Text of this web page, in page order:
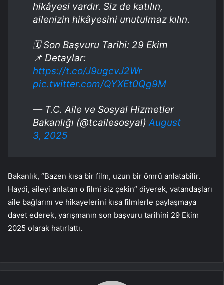
hikâyesi vardır. Siz de katılın,
ailenizin hikâyesini unutulmaz kılın.
🗓️ Son Başvuru Tarihi: 29 Ekim
📌 Detaylar:
https://t.co/J9ugcvJ2Wr
pic.twitter.com/QYXEt0Qg9M
— T.C. Aile ve Sosyal Hizmetler
Bakanlığı (@tcailesosyal)August
3, 2025
Bakanlık, “Bazen kısa bir film, uzun bir ömrü anlatabilir.
Haydi, aileyi anlatan o filmi siz çekin” diyerek, vatandaşları
aile bağlarını ve hikayelerini kısa filmlerle paylaşmaya
davet ederek, yarışmanın son başvuru tarihini 29 Ekim
2025 olarak hatırlattı.